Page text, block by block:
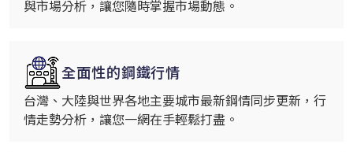
與市場分析，讓您隨時掌握市場動態。
全面性的鋼鐵行情
台灣、大陸與世界各地主要城市最新鋼情同步更新，行
情走勢分析，讓您一網在手輕鬆打盡。